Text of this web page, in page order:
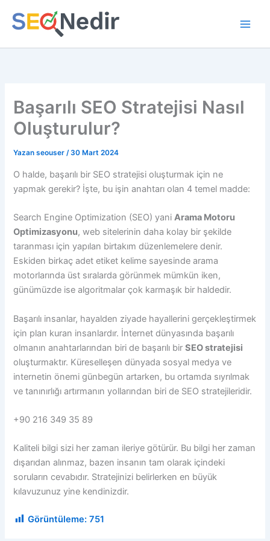
atla
Başarılı SEO Stratejisi Nasıl
Oluşturulur?
Yazan seouser/30 Mart 2024
O halde, başarılı bir SEO stratejisi oluşturmak için ne
yapmak gerekir? İşte, bu işin anahtarı olan 4 temel madde:
Search Engine Optimization (SEO) yaniArama Motoru
Optimizasyonu, web sitelerinin daha kolay bir şekilde
taranması için yapılan birtakım düzenlemelere denir.
Eskiden birkaç adet etiket kelime sayesinde arama
motorlarında üst sıralarda görünmek mümkün iken,
günümüzde ise algoritmalar çok karmaşık bir haldedir.
Başarılı insanlar, hayalden ziyade hayallerini gerçekleştirmek
için plan kuran insanlardır. İnternet dünyasında başarılı
olmanın anahtarlarından biri de başarılı birSEO stratejisi
oluşturmaktır. Küreselleşen dünyada sosyal medya ve
internetin önemi günbegün artarken, bu ortamda sıyrılmak
ve tanınırlığı artırmanın yollarından biri de SEO stratejileridir.
+90 216 349 35 89
Kaliteli bilgi sizi her zaman ileriye götürür. Bu bilgi her zaman
dışarıdan alınmaz, bazen insanın tam olarak içindeki
soruların cevabıdır. Stratejinizi belirlerken en büyük
kılavuzunuz yine kendinizdir.
Görüntüleme: 751